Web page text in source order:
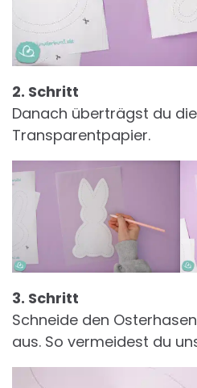
2. Schritt
Danach überträgst du
Transparentpapier.
3. Schritt
Schneide den
aus. So vermeidest du